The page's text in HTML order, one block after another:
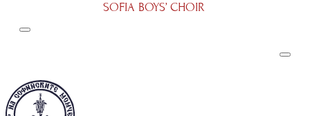
SOFIA BOYS’ CHOIR